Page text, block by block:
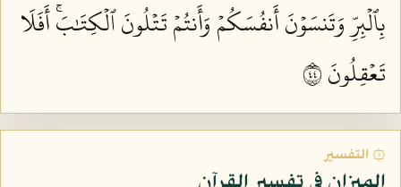
بِٱلۡبِرِّ وَتَنسَوۡنَ أَنفُسَكُمۡ وَأَنتُمۡ تَتۡلُونَ ٱلۡكِتَٰبَۚ أَفَلَا
تَعۡقِلُونَ ٤٤
۞ التفسير